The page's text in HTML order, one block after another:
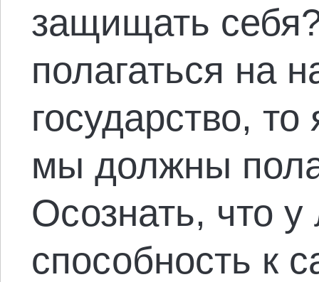
защищать
полагаться на
государство,
мы должны
Осознать, что
способность к